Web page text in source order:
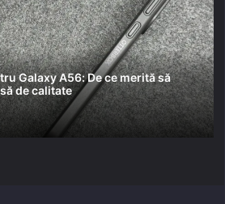
Galaxy A56: De ce merită să
de calitate